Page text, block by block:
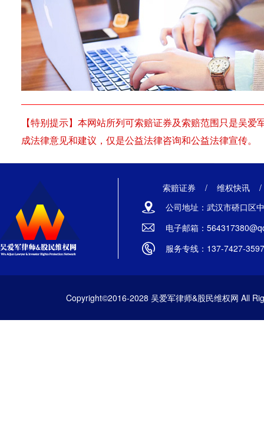
【特别提示】本网站所列可索赔证券及索赔范围只是吴
成法律意见和建议，仅是公益法律咨询和公益法律宣传。
索赔证券 / 维权快讯
公司地址：武汉市硚口区
电子邮箱：
服务专线：137-7427-3597
Copyright©2016-2028 吴爱军律师&股民维权网 All